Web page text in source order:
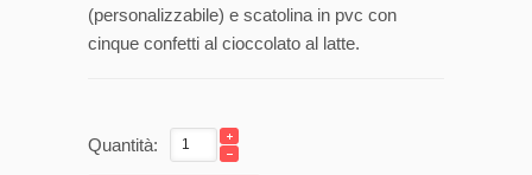
(personalizzabile) e scatolina in pvc con
cinque confetti al cioccolato al latte.
Quantità: